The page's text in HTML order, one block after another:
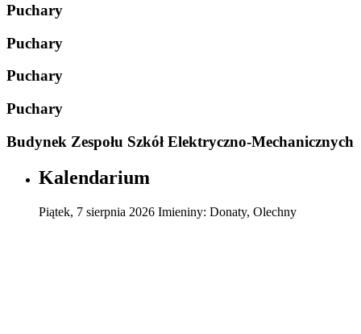
Puchary
Puchary
Puchary
Puchary
Budynek Zespołu Szkół Elektryczno-Mechanicznych
Kalendarium
Piątek, 7 sierpnia 2026 Imieniny: Donaty, Olechny